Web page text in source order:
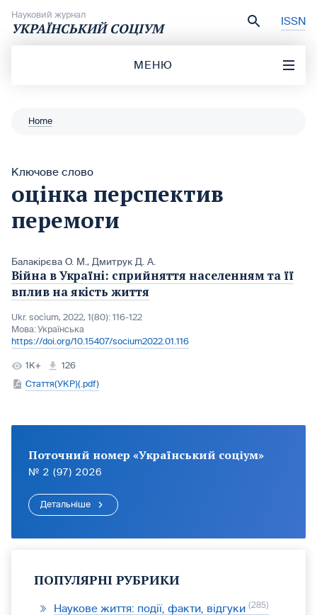
Науковий журнал
УКРАЇНСЬКИЙ СОЦІУМ ISSN
МЕНЮ
Home
Ключове слово
оцінка перспектив
перемоги
Балакірєва О. М., Дмитрук Д. А.
Війна в Україні: сприйняття населенням та її
вплив на якість життя
Ukr. socìum, 2022, 1(80): 116-122
Мова:Українська
https://doi.org/10.15407/socium2022.01.116
1K+
126
Стаття(УКР)(.pdf)
Поточний номер «Український соціум»
№ 2 (97) 2026
Детальніше
ПОПУЛЯРНІ РУБРИКИ
Наукове життя: події, факти, відгуки 285